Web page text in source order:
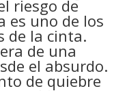
riesgo de
es uno de los
de la cinta.
de una
el absurdo.
de quiebre